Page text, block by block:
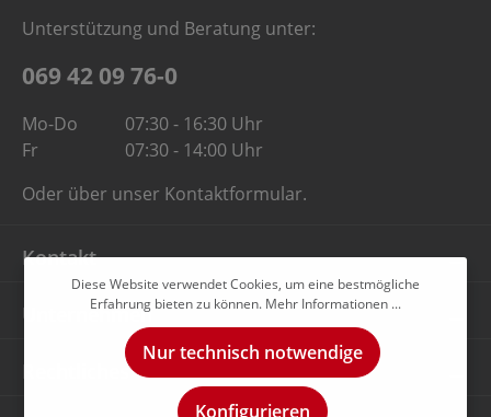
Unterstützung und Beratung unter:
069 42 09 76-0
Mo-Do
07:30 - 16:30 Uhr
Fr
07:30 - 14:00 Uhr
Oder über unser Kontaktformular.
Kontakt
Unternehmen
Rechtliches
Diese Website verwendet Cookies, um eine bestmögliche
Erfahrung bieten zu können. Mehr Informationen ...
Nur technisch notwendige
Konfigurieren